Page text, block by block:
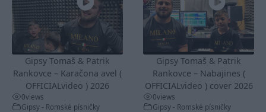
Gipsy Tomaš & Patrik
Rankovce – Karačona avel (
OFFICIALvideo ) 2026
0views
Gipsy - Romské písničky
Gipsy Tomaš & Patrik
Rankovce – Nabajines (
OFFICIALvideo ) cover 2026
0views
Gipsy - Romské písničky